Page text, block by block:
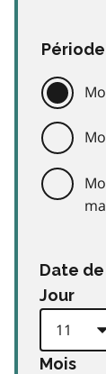
Date
Jour
Mois